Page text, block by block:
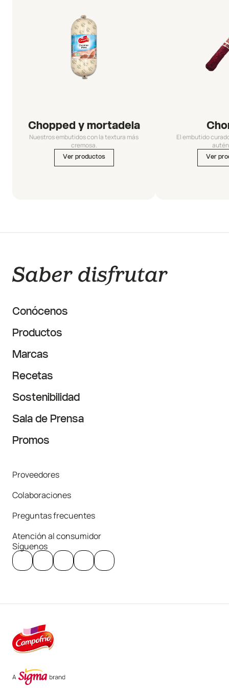
Chopped y mortadela
Nuestros embutidos con la textura más
cremosa.
Ver productos
El embutido
Ver
Conócenos
Productos
Marcas
Recetas
Sostenibilidad
Sala de Prensa
Promos
Proveedores
Colaboraciones
Preguntas frecuentes
Atención al consumidor
Síguenos